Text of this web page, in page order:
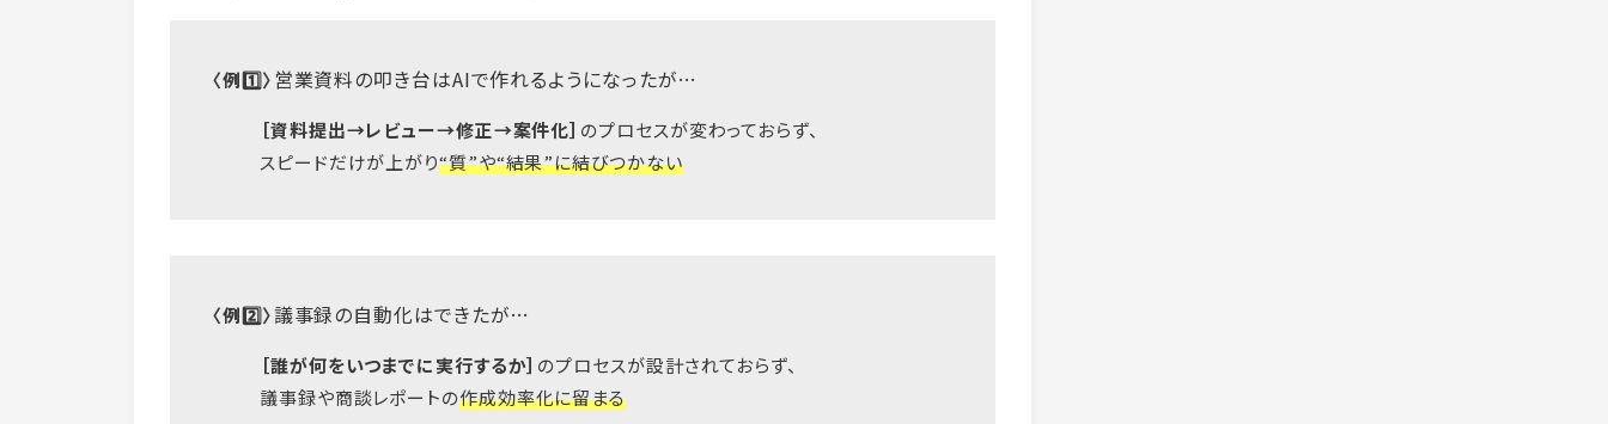
〈例1️⃣〉 営業資料の叩き台はAIで作れるようになったが…
［資料提出→レビュー→修正→案件化］ のプロセスが変わっておらず、
スピードだけが上がり“質”や“結果”に結びつかない
〈例2️⃣〉議事録の自動化はできたが…
［誰が何をいつまでに実行するか］ のプロセスが設計されておらず、
議事録や商談レポートの作成効率化に留まる